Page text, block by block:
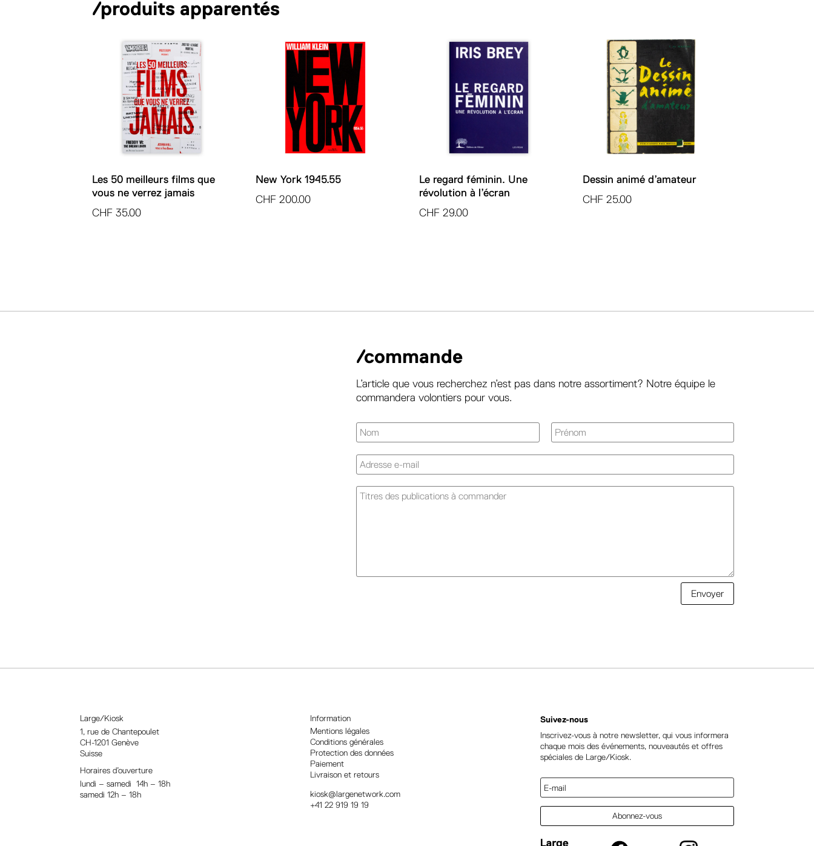
/produits apparentés
Les 50 meilleurs films que
vous ne verrez jamais
CHF 35.00
New York 1945.55
CHF 200.00
Le regard féminin. Une
révolution à l’écran
CHF 29.00
Dessin animé d’amateur
CHF 25.00
/commande
L’article que vous recherchez n’est pas dans notre assortiment? Notre équipe le
commandera volontiers pour vous.
Envoyer
n
i
v
e
Large/Kiosk
1, rue de Chantepoulet
CH-1201 Genève
Suisse
Horaires d’ouverture
lundi – samedi 14h – 18h
samedi 12h – 18h
Information
Mentions légales
Conditions générales
Protection des données
Paiement
Livraison et retours
kiosk@largenetwork.com
+41 22 919 19 19
Suivez-nous
Inscrivez-vous à notre newsletter, qui vous informera
chaque mois des événements, nouveautés et offres
spéciales de Large/Kiosk.
Abonnez-vous